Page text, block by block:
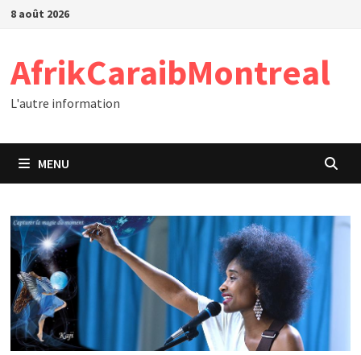
Passer
8 août 2026
AfrikCaraibMontreal
L'autre information
MENU